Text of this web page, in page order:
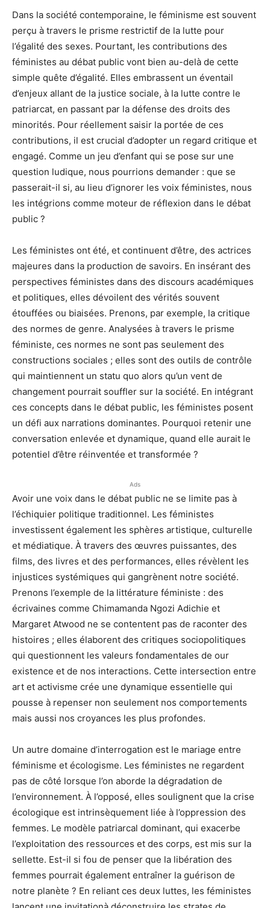
Dans la société contemporaine, le féminisme est souvent
perçu à travers le prisme restrictif de la lutte pour
l’égalité des sexes. Pourtant, les contributions des
féministes au débat public vont bien au-delà de cette
simple quête d’égalité. Elles embrassent un éventail
d’enjeux allant de la justice sociale, à la lutte contre le
patriarcat, en passant par la défense des droits des
minorités. Pour réellement saisir la portée de ces
contributions, il est crucial d’adopter un regard critique et
engagé. Comme un jeu d’enfant qui se pose sur une
question ludique, nous pourrions demander : que se
passerait-il si, au lieu d’ignorer les voix féministes, nous
les intégrions comme moteur de réflexion dans le débat
public ?
Les féministes ont été, et continuent d’être, des actrices
majeures dans la production de savoirs. En insérant des
perspectives féministes dans des discours académiques
et politiques, elles dévoilent des vérités souvent
étouffées ou biaisées. Prenons, par exemple, la critique
des normes de genre. Analysées à travers le prisme
féministe, ces normes ne sont pas seulement des
constructions sociales ; elles sont des outils de contrôle
qui maintiennent un statu quo alors qu’un vent de
changement pourrait souffler sur la société. En intégrant
ces concepts dans le débat public, les féministes posent
un défi aux narrations dominantes. Pourquoi retenir une
conversation enlevée et dynamique, quand elle aurait le
potentiel d’être réinventée et transformée ?
Ads
Avoir une voix dans le débat public ne se limite pas à
l’échiquier politique traditionnel. Les féministes
investissent également les sphères artistique, culturelle
et médiatique. À travers des œuvres puissantes, des
films, des livres et des performances, elles révèlent les
injustices systémiques qui gangrènent notre société.
Prenons l’exemple de la littérature féministe : des
écrivaines comme Chimamanda Ngozi Adichie et
Margaret Atwood ne se contentent pas de raconter des
histoires ; elles élaborent des critiques sociopolitiques
qui questionnent les valeurs fondamentales de our
existence et de nos interactions. Cette intersection entre
art et activisme crée une dynamique essentielle qui
pousse à repenser non seulement nos comportements
mais aussi nos croyances les plus profondes.
Un autre domaine d’interrogation est le mariage entre
féminisme et écologisme. Les féministes ne regardent
pas de côté lorsque l’on aborde la dégradation de
l’environnement. À l’opposé, elles soulignent que la crise
écologique est intrinsèquement liée à l’oppression des
femmes. Le modèle patriarcal dominant, qui exacerbe
l’exploitation des ressources et des corps, est mis sur la
sellette. Est-il si fou de penser que la libération des
femmes pourrait également entraîner la guérison de
notre planète ? En reliant ces deux luttes, les féministes